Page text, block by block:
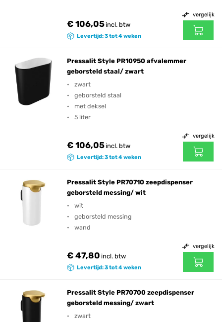
€ 106,05incl. btw
Levertijd: 3 tot 4 weken
vergelijk
Pressalit Style PR10950 afvalemmer
geborsteld staal/ zwart
zwart
geborsteld staal
met deksel
5 liter
€ 106,05incl. btw
Levertijd: 3 tot 4 weken
vergelijk
Pressalit Style PR70710 zeepdispenser
geborsteld messing/ wit
wit
geborsteld messing
wand
€ 47,80 incl. btw
Levertijd: 3 tot 4 weken
vergelijk
Pressalit Style PR70700 zeepdispenser
geborsteld messing/ zwart
zwart